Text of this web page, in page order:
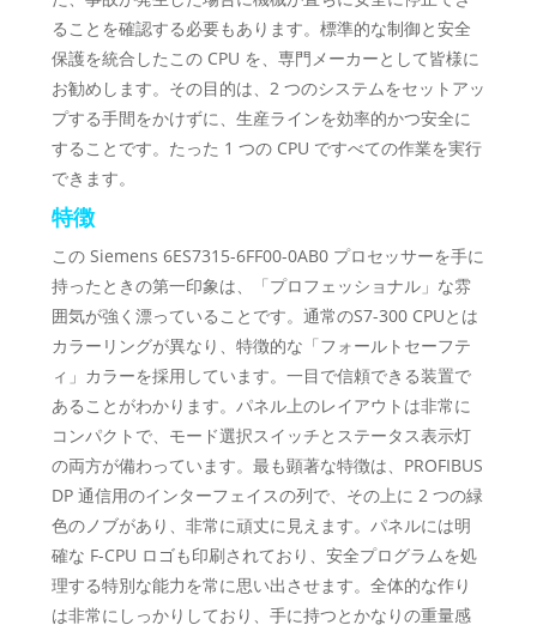
ることを確認する必要もあります。標準的な制御と安全
保護を統合したこの CPU を、専門メーカーとして皆様に
お勧めします。その目的は、2 つのシステムをセットアッ
プする手間をかけずに、生産ラインを効率的かつ安全に
することです。たった 1 つの CPU ですべての作業を実行
できます。
特徴
この Siemens 6ES7315-6FF00-0AB0 プロセッサーを手に
持ったときの第一印象は、「プロフェッショナル」な雰
囲気が強く漂っていることです。通常のS7-300 CPUとは
カラーリングが異なり、特徴的な「フォールトセーフテ
ィ」カラーを採用しています。一目で信頼できる装置で
あることがわかります。パネル上のレイアウトは非常に
コンパクトで、モード選択スイッチとステータス表示灯
の両方が備わっています。最も顕著な特徴は、PROFIBUS
DP 通信用のインターフェイスの列で、その上に 2 つの緑
色のノブがあり、非常に頑丈に見えます。パネルには明
確な F-CPU ロゴも印刷されており、安全プログラムを処
理する特別な能力を常に思い出させます。全体的な作り
は非常にしっかりしており、手に持つとかなりの重量感